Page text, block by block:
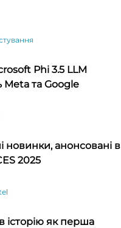
Phi 3.5 LLM
та Google
новинки, анонсовані в
2025
історію як перша